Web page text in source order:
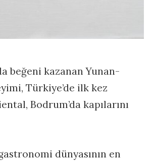
beğeni kazanan Yunan-
Türkiye’de ilk kez
Bodrum’da kapılarını
dünyasının en